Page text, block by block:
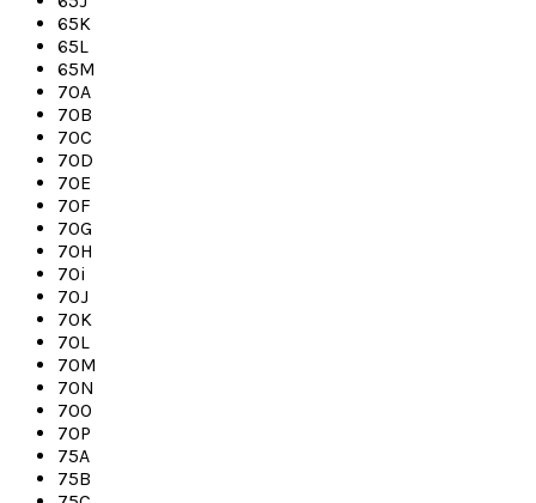
65K
65L
65M
70A
70B
70C
70D
70E
70F
70G
70H
70i
70J
70K
70L
70M
70N
70O
70P
75A
75B